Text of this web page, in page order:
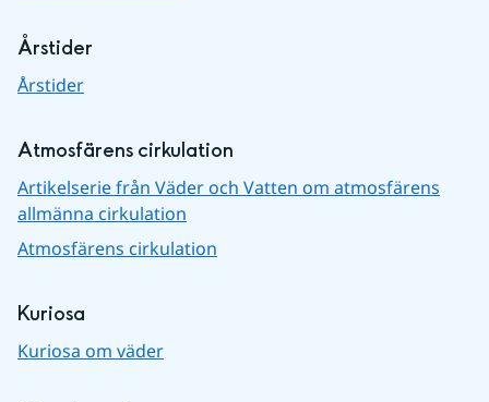
Årstider
Årstider
Atmosfärens cirkulation
Artikelserie från Väder och Vatten om atmosfärens
allmänna cirkulation
Atmosfärens cirkulation
Kuriosa
Kuriosa om väder